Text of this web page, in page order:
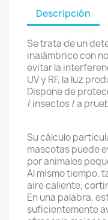
Descripción
Se trata de un
inalámbrico con
evitar la
UV y RF, la luz
Dispone de
/ insectos / a
Su cálculo
mascotas puede
por animales
Al mismo tiempo,
aire caliente,
En una palabra,
suficientemente